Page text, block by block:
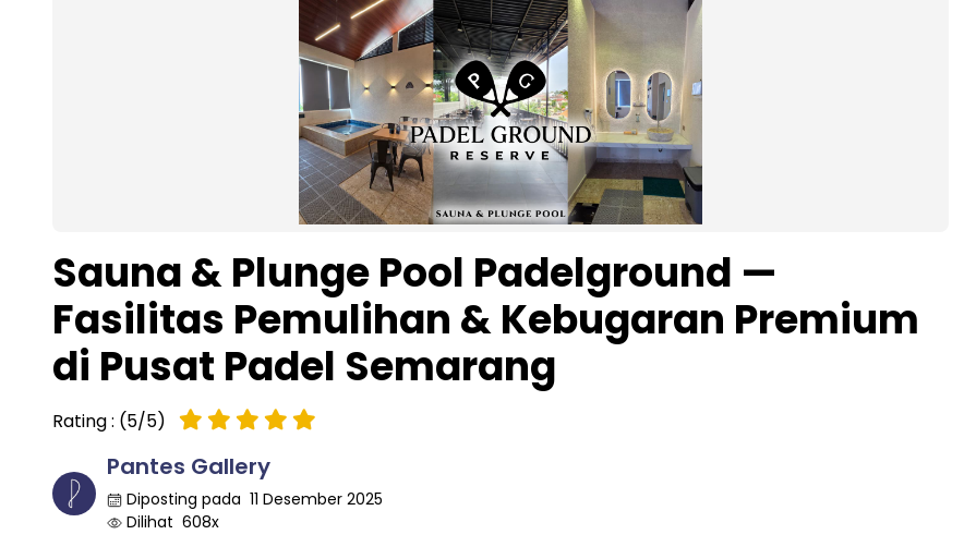
Sauna & Plunge Pool Padelground —
Fasilitas Pemulihan & Kebugaran Premium
di Pusat Padel Semarang
Rating : (5/5)
Pantes Gallery
Diposting pada 11 Desember 2025
Dilihat 608x